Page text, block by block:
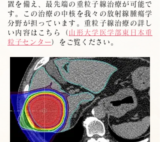
置を備え、最先端の重粒子線治療が可能で
す。この治療の中核を我々の放射線腫瘍学
分野が担っています。重粒子線治療の詳し
い内容はこちら（ 山形大学医学部東日本重
粒子センター）をご覧ください。